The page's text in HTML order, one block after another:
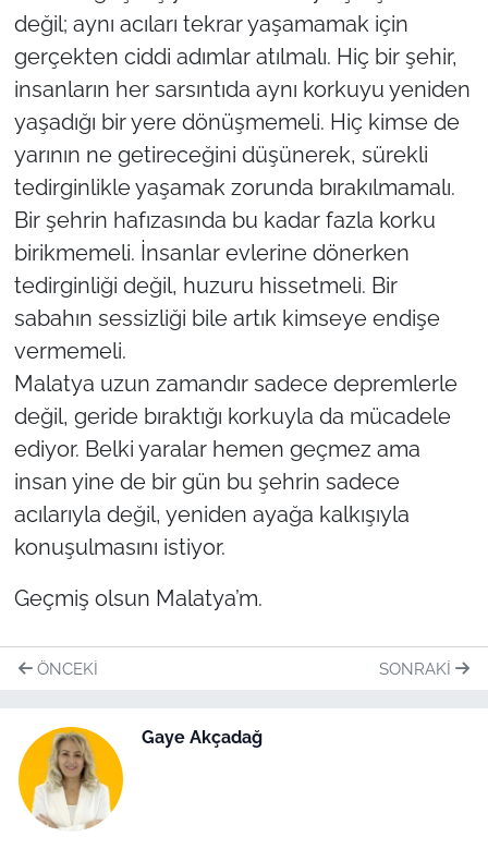
değil; aynı acıları tekrar yaşamamak için
gerçekten ciddi adımlar atılmalı. Hiç bir şehir,
insanların her sarsıntıda aynı korkuyu yeniden
yaşadığı bir yere dönüşmemeli. Hiç kimse de
yarının ne getireceğini düşünerek, sürekli
tedirginlikle yaşamak zorunda bırakılmamalı.
Bir şehrin hafızasında bu kadar fazla korku
birikmemeli. İnsanlar evlerine dönerken
tedirginliği değil, huzuru hissetmeli. Bir
sabahın sessizliği bile artık kimseye endişe
vermemeli.
Malatya uzun zamandır sadece depremlerle
değil, geride bıraktığı korkuyla da mücadele
ediyor. Belki yaralar hemen geçmez ama
insan yine de bir gün bu şehrin sadece
acılarıyla değil, yeniden ayağa kalkışıyla
konuşulmasını istiyor.
Geçmiş olsun Malatya’m.
ÖNCEKI SONRAKI
Gaye Akçadağ